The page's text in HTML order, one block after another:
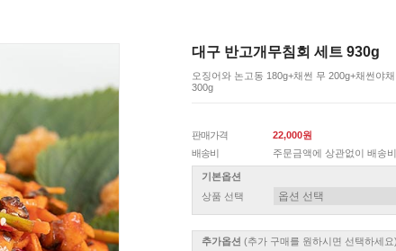
대구 반고개무침회 세트 930g
오징어와 논고동 180g+채썬 무 200g+채썬야
300g
판매가격
22,000원
배송비
주문금액에 상관없이 배송
기본옵션
상품 선택
추가옵션 (추가 구매를 원하시면 선택하세요)